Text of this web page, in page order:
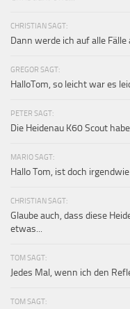
CHRISTIAN SAGT:
Dann werde ich auf alle
GREGOR SAGT:
HalloTom, so leicht war es
PETER SAGT:
Die Heidenau K60 Scout
MARIO SAGT:
Hallo Tom, ist doch
CHRISTIAN SAGT:
Glaube auch, dass diese
etwas...
TOM SAGT:
Jedes Mal, wenn ich den
TOM SAGT: